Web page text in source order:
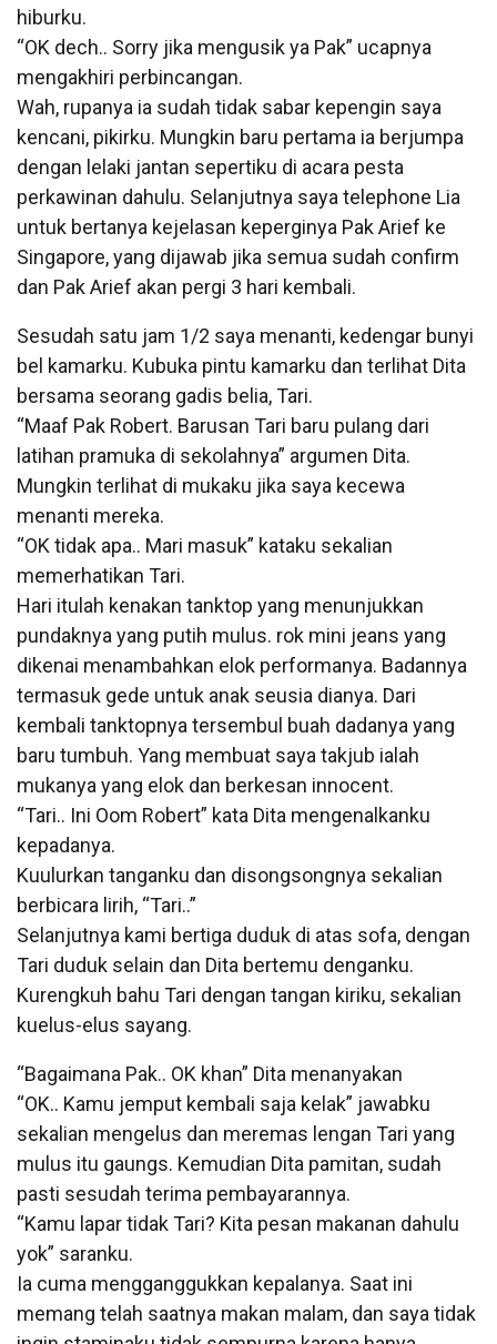
hiburku.
“OK dech.. Sorry jika mengusik ya Pak” ucapnya
mengakhiri perbincangan.
Wah, rupanya ia sudah tidak sabar kepengin saya
kencani, pikirku. Mungkin baru pertama ia berjumpa
dengan lelaki jantan sepertiku di acara pesta
perkawinan dahulu. Selanjutnya saya telephone Lia
untuk bertanya kejelasan keperginya Pak Arief ke
Singapore, yang dijawab jika semua sudah confirm
dan Pak Arief akan pergi 3 hari kembali.
Sesudah satu jam 1/2 saya menanti, kedengar bunyi
bel kamarku. Kubuka pintu kamarku dan terlihat Dita
bersama seorang gadis belia, Tari.
“Maaf Pak Robert. Barusan Tari baru pulang dari
latihan pramuka di sekolahnya” argumen Dita.
Mungkin terlihat di mukaku jika saya kecewa
menanti mereka.
“OK tidak apa.. Mari masuk” kataku sekalian
memerhatikan Tari.
Hari itulah kenakan tanktop yang menunjukkan
pundaknya yang putih mulus. rok mini jeans yang
dikenai menambahkan elok performanya. Badannya
termasuk gede untuk anak seusia dianya. Dari
kembali tanktopnya tersembul buah dadanya yang
baru tumbuh. Yang membuat saya takjub ialah
mukanya yang elok dan berkesan innocent.
“Tari.. Ini Oom Robert” kata Dita mengenalkanku
kepadanya.
Kuulurkan tanganku dan disongsongnya sekalian
berbicara lirih, “Tari..”
Selanjutnya kami bertiga duduk di atas sofa, dengan
Tari duduk selain dan Dita bertemu denganku.
Kurengkuh bahu Tari dengan tangan kiriku, sekalian
kuelus-elus sayang.
“Bagaimana Pak.. OK khan” Dita menanyakan
“OK.. Kamu jemput kembali saja kelak” jawabku
sekalian mengelus dan meremas lengan Tari yang
mulus itu gaungs. Kemudian Dita pamitan, sudah
pasti sesudah terima pembayarannya.
“Kamu lapar tidak Tari? Kita pesan makanan dahulu
yok” saranku.
Ia cuma mengganggukkan kepalanya. Saat ini
memang telah saatnya makan malam, dan saya tidak